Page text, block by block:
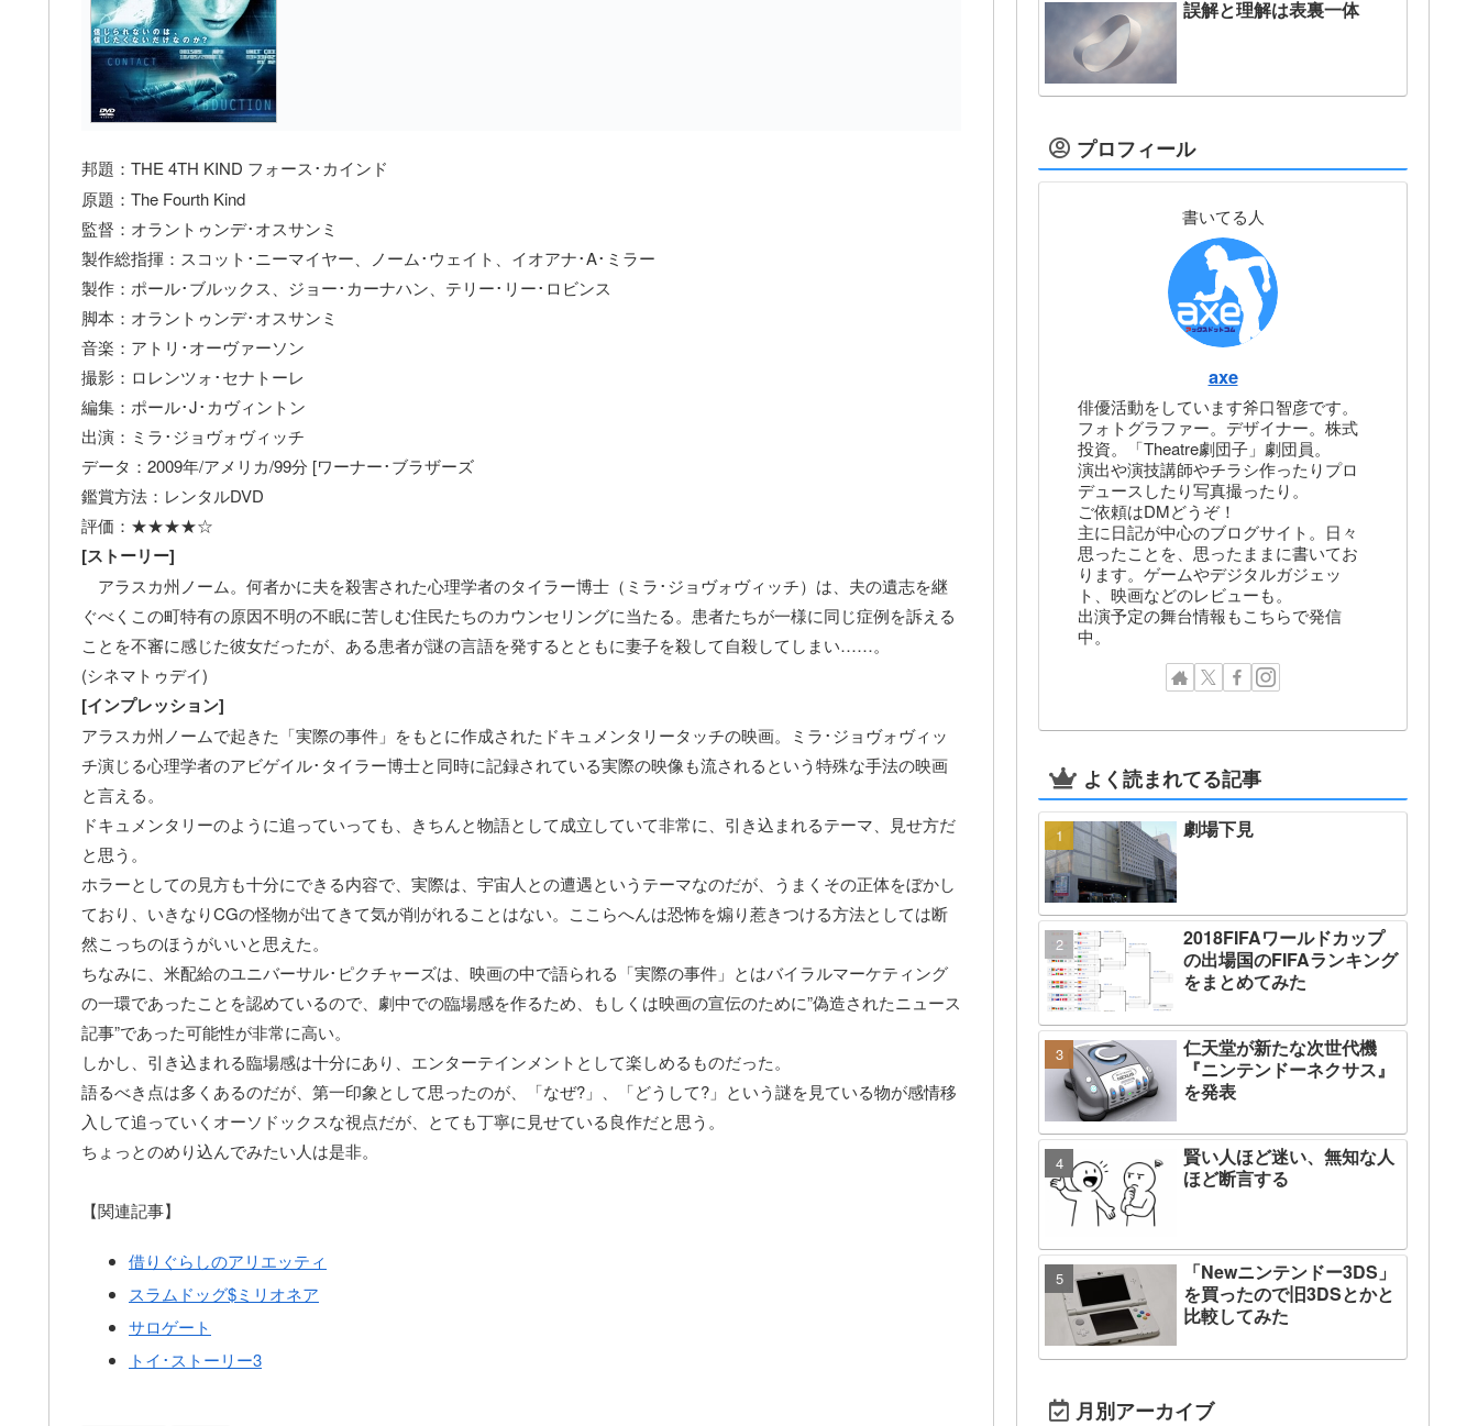
邦題：THE 4TH KIND フォース･カインド
原題：The Fourth Kind
監督：オラントゥンデ･オスサンミ
製作総指揮：スコット･ニーマイヤー、ノーム･ウェイト、イオアナ･A･ミラー
製作：ポール･ブルックス、ジョー･カーナハン、テリー･リー･ロビンス
脚本：オラントゥンデ･オスサンミ
音楽：アトリ･オーヴァーソン
撮影：ロレンツォ･セナトーレ
編集：ポール･J･カヴィントン
出演：ミラ･ジョヴォヴィッチ
データ：2009年/アメリカ/99分 [ワーナー･ブラザーズ
鑑賞方法：レンタルDVD
評価：★★★★☆
[ストーリー]
アラスカ州ノーム。何者かに夫を殺害された心理学者のタイラー博士（ミラ･ジョヴォヴィッチ）は、夫の遺志を継
ぐべくこの町特有の原因不明の不眠に苦しむ住民たちのカウンセリングに当たる。患者たちが一様に同じ症例を訴える
ことを不審に感じた彼女だったが、ある患者が謎の言語を発するとともに妻子を殺して自殺してしまい……。
(シネマトゥデイ)
[インプレッション]
アラスカ州ノームで起きた「実際の事件」をもとに作成されたドキュメンタリータッチの映画。ミラ･ジョヴォヴィッ
チ演じる心理学者のアビゲイル･タイラー博士と同時に記録されている実際の映像も流されるという特殊な手法の映画
と言える。
ドキュメンタリーのように追っていっても、きちんと物語として成立していて非常に、引き込まれるテーマ、見せ方だ
と思う。
ホラーとしての見方も十分にできる内容で、実際は、宇宙人との遭遇というテーマなのだが、うまくその正体をぼかし
ており、いきなりCGの怪物が出てきて気が削がれることはない。ここらへんは恐怖を煽り惹きつける方法としては断
然こっちのほうがいいと思えた。
ちなみに、米配給のユニバーサル･ピクチャーズは、映画の中で語られる「実際の事件」とはバイラルマーケティング
の一環であったことを認めているので、劇中での臨場感を作るため、もしくは映画の宣伝のために”偽造されたニュース
記事”であった可能性が非常に高い。
しかし、引き込まれる臨場感は十分にあり、エンターテインメントとして楽しめるものだった。
語るべき点は多くあるのだが、第一印象として思ったのが、「なぜ?」、「どうして?」という謎を見ている物が感情移
入して追っていくオーソドックスな視点だが、とても丁寧に見せている良作だと思う。
ちょっとのめり込んでみたい人は是非。
【関連記事】
借りぐらしのアリエッティ
スラムドッグ$ミリオネア
サロゲート
トイ･ストーリー3
誤解と理解は表裏一体
プロフィール
書いてる人
axe
俳優活動をしています斧口智彦です。
フォトグラファー。デザイナー。株式
投資。「Theatre劇団子」劇団員。
演出や演技講師やチラシ作ったりプロ
デュースしたり写真撮ったり。
ご依頼はDMどうぞ！
主に日記が中心のブログサイト。日々
思ったことを、思ったままに書いてお
ります。ゲームやデジタルガジェッ
ト、映画などのレビューも。
出演予定の舞台情報もこちらで発信
中。
よく読まれてる記事
劇場下見
2018FIFAワールドカップ
の出場国のFIFAランキング
をまとめてみた
仁天堂が新たな次世代機
『ニンテンドーネクサス』
を発表
賢い人ほど迷い、無知な人
ほど断言する
「Newニンテンドー3DS」
を買ったので旧3DSとかと
比較してみた
月別アーカイブ